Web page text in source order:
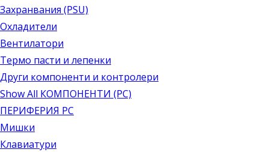
Захранвания (PSU)
Охладители
Вентилатори
Термо пасти и лепенки
Други компоненти и контролери
Show All КОМПОНЕНТИ (PC)
ПЕРИФЕРИЯ PC
Мишки
Клавиатури